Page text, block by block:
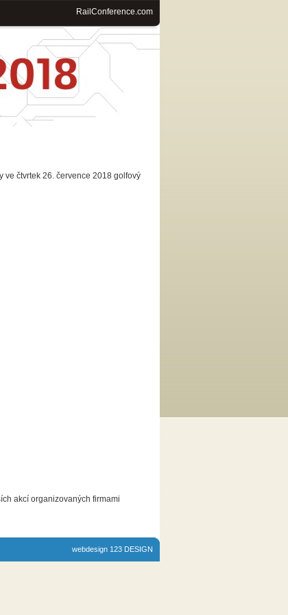
RailConference.com
ve čtvrtek 26. července 2018 golfový
akcí organizovaných firmami
webdesign 123 DESIGN